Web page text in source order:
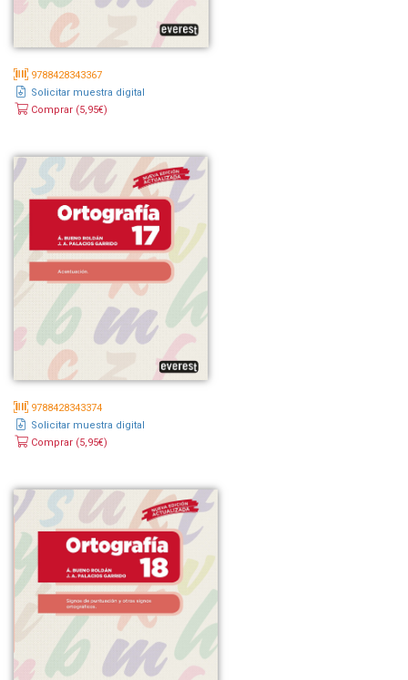
9788428343367
Solicitar muestra digital
Comprar (5,95€)
9788428343374
Solicitar muestra digital
Comprar (5,95€)